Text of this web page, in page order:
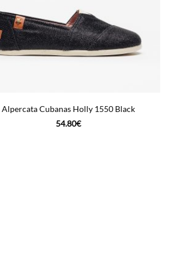
Alpercata Cubanas Holly 1550 Black
54.80€